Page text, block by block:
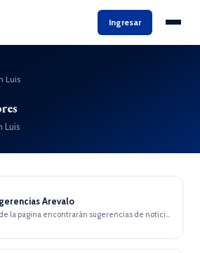
Ingresar
Luis
Luis
Arevalo
la pagina encontrarán sugerencias de notici...